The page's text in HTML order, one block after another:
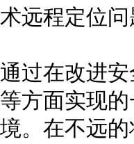
术远程定位
通过在改进
等方面实现
境。在不远